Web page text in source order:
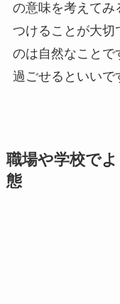
の意味を考えてみ
つけることが大切
のは自然なことで
過ごせるといいで
職場や学校で
態